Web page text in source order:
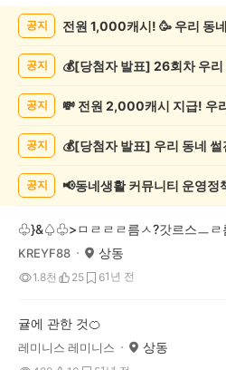
록
공지 전원 1,000캐시! 🥳 우리 동
공지
공지
공지
공지 📢동네생활 커뮤니티 운영
KREYF88 상동
1.8천 25 61년 전
귤에 관한 것🍊
레미니스 레미니스 상동